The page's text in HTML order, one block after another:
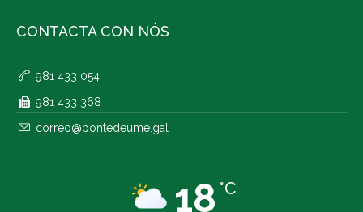
CONTACTA CON NÓS
981 433 054
981 433 368
correo@pontedeume.gal
18 °C